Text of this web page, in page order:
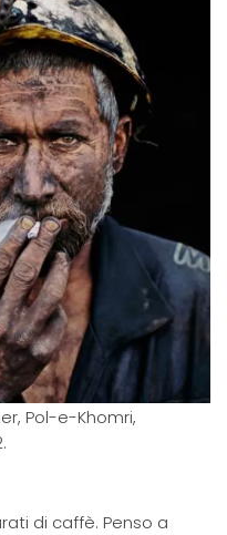
Pol-e-Khomri,
di caffè. Penso a